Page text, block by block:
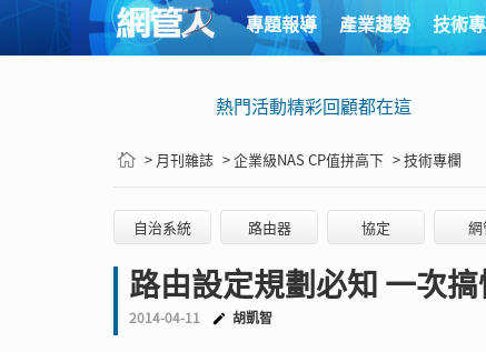
專題報導 產業趨勢 技術
熱門活動精彩回顧都在這
> 月刊雜誌 > 企業級NAS CP值拼高下 > 技術專欄
自治系統 路由器 協定
路由設定規劃必知 一次
2014-04-11 胡凱智